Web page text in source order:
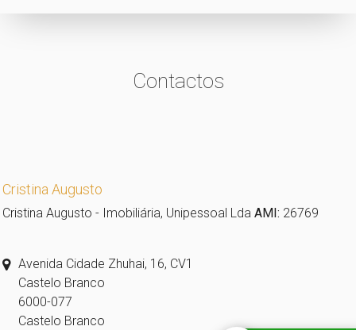
Contactos
Cristina Augusto
Cristina Augusto - Imobiliária, Unipessoal Lda AMI: 26769
Avenida Cidade Zhuhai, 16, CV1
Castelo Branco
6000-077
Castelo Branco